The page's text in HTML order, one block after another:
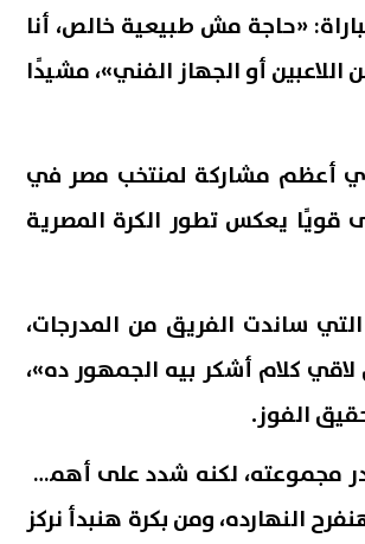
«حاجة مش طبيعية خالص، أنا
أو الجهاز الفني»، مشيدًا
ودي أعظم مشاركة لمنتخب مصر في
قويًا يعكس تطور الكرة المصرية
ساندت الفريق من المدرجات،
كلام أشكر بيه الجمهور ده»،
الفوز.
رصيده إلى 4 نقاط وتصدر مجموعته، لكنه شدد على أهمية
النهارده، ومن بكرة هنبدأ نركز
دوري أبطال أفريقيا والكونفدرالية
06 أغسطس, 2026 01:35 م